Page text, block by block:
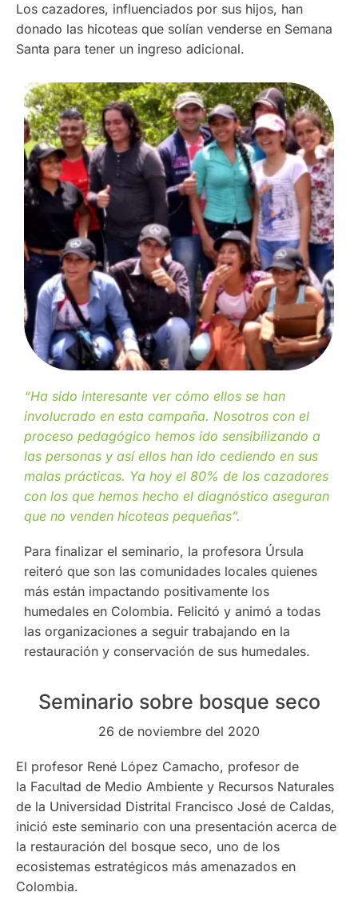
Los cazadores, influenciados por sus hijos, han
donado las hicoteas que solían venderse en Semana
Santa para tener un ingreso adicional.
“Ha sido interesante ver cómo ellos se han
involucrado en esta campaña. Nosotros con el
proceso pedagógico hemos ido sensibilizando a
las personas y así ellos han ido cediendo en sus
malas prácticas. Ya hoy el 80% de los cazadores
con los que hemos hecho el diagnóstico aseguran
que no venden hicoteas pequeñas”.
Para finalizar el seminario, la profesora Úrsula
reiteró que son las comunidades locales quienes
más están impactando positivamente los
humedales en Colombia. Felicitó y animó a todas
las organizaciones a seguir trabajando en la
restauración y conservación de sus humedales.
Seminario sobre bosque seco
26 de noviembre del 2020
El profesor René López Camacho, profesor de
la Facultad de Medio Ambiente y Recursos Naturales
de la Universidad Distrital Francisco José de Caldas,
inició este seminario con una presentación acerca de
la restauración del bosque seco, uno de los
ecosistemas estratégicos más amenazados en
Colombia.